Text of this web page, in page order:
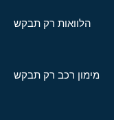
הלוואות רק תבקש
מימון רכב רק תבקש